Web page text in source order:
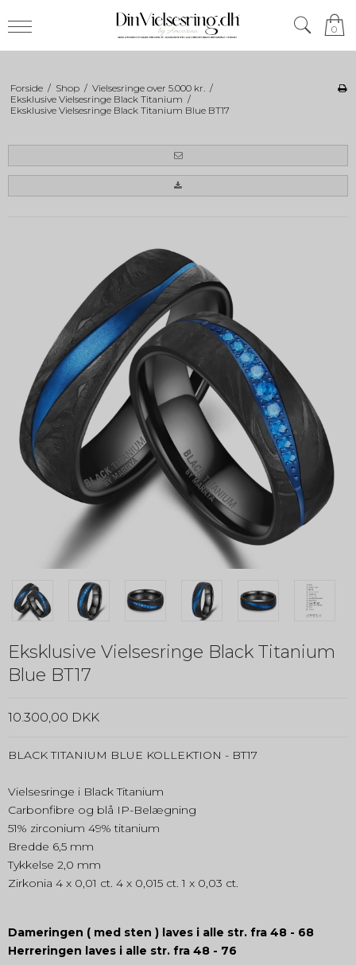
0
Forside / Shop / Vielsesringe over 5.000 kr. /
Eksklusive Vielsesringe Black Titanium /
Eksklusive Vielsesringe Black Titanium Blue BT17
Eksklusive Vielsesringe Black Titanium
Blue BT17
10.300,00 DKK
BLACK TITANIUM BLUE KOLLEKTION - BT17
Vielsesringe i Black Titanium
Carbonfibre og blå IP-Belægning
51% zirconium 49% titanium
Bredde 6,5 mm
Tykkelse 2,0 mm
Zirkonia 4 x 0,01 ct. 4 x 0,015 ct. 1 x 0,03 ct.
Dameringen ( med sten ) laves i alle str. fra 48 - 68
Herreringen laves i alle str. fra 48 - 76